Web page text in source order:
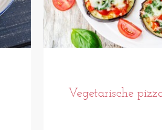
Vegetarische